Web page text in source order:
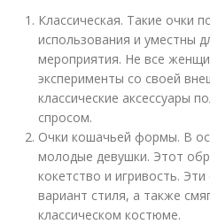
Классическая. Такие очки
использования и уместны
мероприятия. Не все
эксперименты со своей
классические аксессуары
спросом.
Очки кошачьей формы. В
молодые девушки. Этот
кокетство и игривость.
вариант стиля, а также
классическом костюме.